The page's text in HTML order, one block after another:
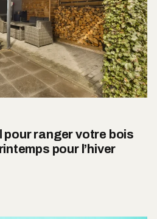
pour ranger votre bois
pour l’hiver